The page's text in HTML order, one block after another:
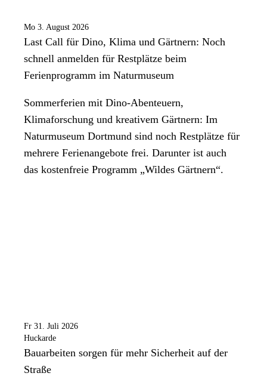
Mo 3. August 2026
Last Call für Dino, Klima und Gärtnern: Noch
schnell anmelden für Restplätze beim
Ferienprogramm im Naturmuseum
Sommerferien mit Dino-Abenteuern,
Klimaforschung und kreativem Gärtnern: Im
Naturmuseum Dortmund sind noch Restplätze für
mehrere Ferienangebote frei. Darunter ist auch
das kostenfreie Programm „Wildes Gärtnern“.
Fr 31. Juli 2026
Huckarde
Bauarbeiten sorgen für mehr Sicherheit auf der
Straße